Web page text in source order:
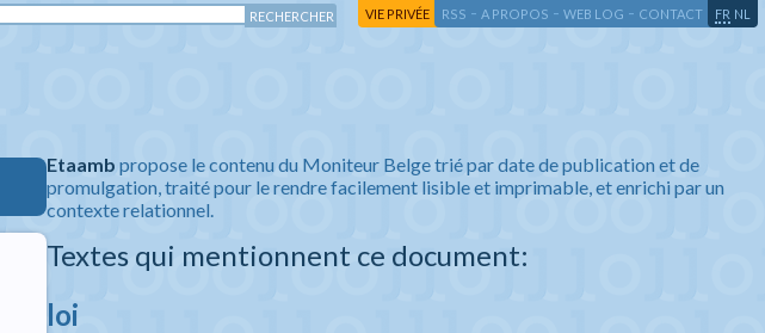
VIE PRIVÉE RSS - A PROPOS - WEB LOG - CONTACT FR NL
Etaamb propose le contenu du Moniteur Belge trié par date de publication et de
promulgation, traité pour le rendre facilement lisible et imprimable, et enrichi par un
contexte relationnel.
Textes qui mentionnent ce document:
loi